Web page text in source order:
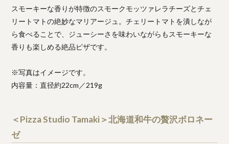
スモーキーな香りが特徴のスモークモッツァレラチーズとチェ
リートマトの絶妙なマリアージュ。チェリートマトを潰しなが
ら食べることで、ジューシーさを味わいながらもスモーキーな
香りも楽しめる絶品ピザです。
※写真はイメージです。
内容量：直径約22cm／219g
＜Pizza Studio Tamaki＞北海道和牛の贅沢ボロネー
ゼ